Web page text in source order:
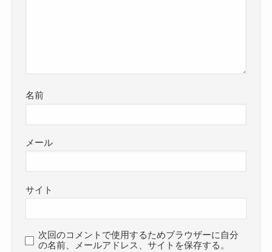
名前
メール
サイト
次回のコメントで使用するためブラウザーに自分
の名前、メールアドレス、サイトを保存する。